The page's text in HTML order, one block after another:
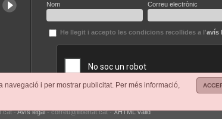
i per mostrar publicitat. Per més informació,
Nom Correu electrònic
He llegit i accepto les condicions recollides a l'avís
-Avís legal- correu@llibertat.cat ·XHTML vàlid